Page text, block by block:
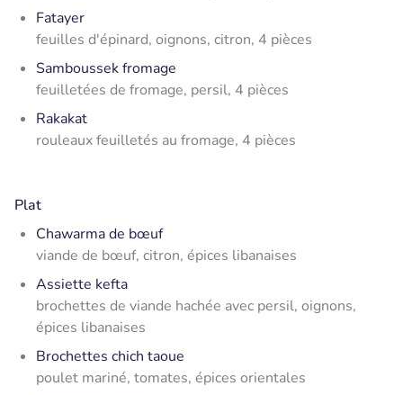
Fatayer
feuilles d'épinard, oignons, citron, 4 pièces
Samboussek fromage
feuilletées de fromage, persil, 4 pièces
Rakakat
rouleaux feuilletés au fromage, 4 pièces
Plat
Chawarma de bœuf
viande de bœuf, citron, épices libanaises
Assiette kefta
brochettes de viande hachée avec persil, oignons,
épices libanaises
Brochettes chich taoue
poulet mariné, tomates, épices orientales